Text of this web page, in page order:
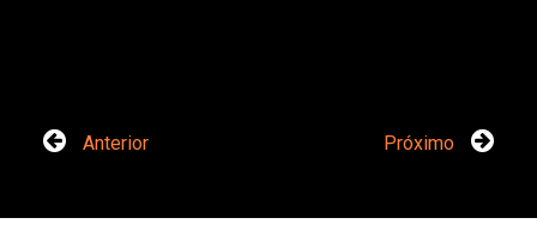
Anterior Próximo